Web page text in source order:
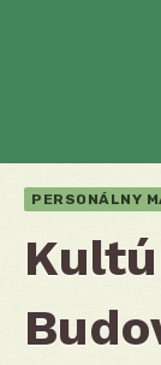
PERSONÁLNY